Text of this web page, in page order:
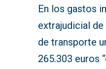
En los gastos
extrajudicial
de transporte
265.303 euros